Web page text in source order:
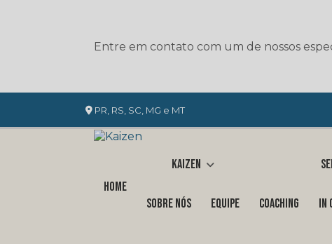
Entre em contato com um de nossos
PR, RS, SC, MG e MT
Home
Kaizen
Sobre nós Equipe Coaching in